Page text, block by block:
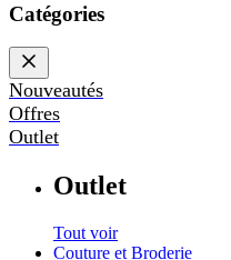
Catégories
Nouveautés
Offres
Outlet
Outlet
Tout voir
Couture et Broderie